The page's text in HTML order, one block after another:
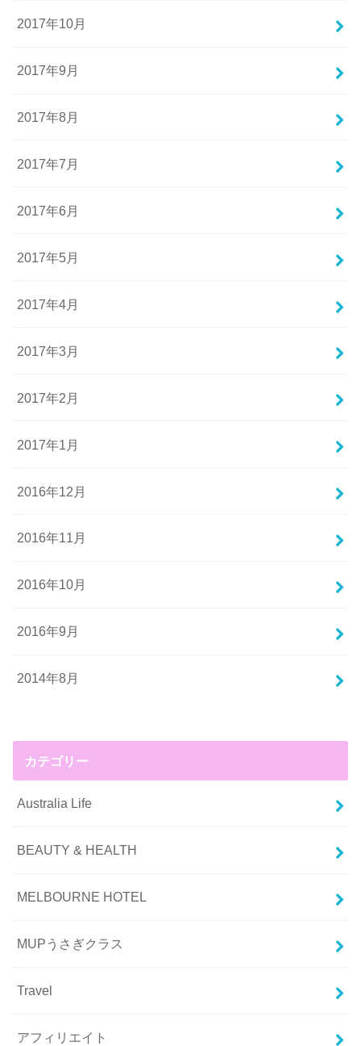
2017年10月
2017年9月
2017年8月
2017年7月
2017年6月
2017年5月
2017年4月
2017年3月
2017年2月
2017年1月
2016年12月
2016年11月
2016年10月
2016年9月
2014年8月
カテゴリー
Australia Life
BEAUTY & HEALTH
MELBOURNE HOTEL
MUPうさぎクラス
Travel
アフィリエイト